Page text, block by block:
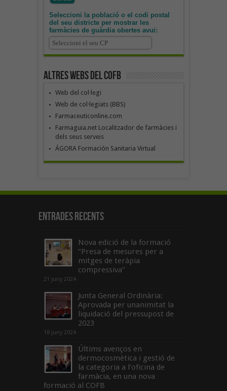
Seleccioni la població o el codi postal
del seu districte per mostrar les
farmàcies de guàrdia obertes avui:
Altres webs del COFB
Web del col·legi
Web de col·legiats (BBS)
Farmaceuticonline.com
Farmaguia.net Localitzador de farmàcies i
dels seus serveis
ÁGORA Formación Sanitaria Virtual
Entrades recents
Nova edició de la formació
“Presa de mesures per a
mitges de teràpia
compressiva”
21 juny 2024
Junta General Ordinària:
Aprovada per unanimitat la
liquidació del pressupost de
2023
18 juny 2024
Últims avenços en
dermocosmètica i gestió de
la categoria a l’oficina de
farmàcia, en una nova
formació al COFB